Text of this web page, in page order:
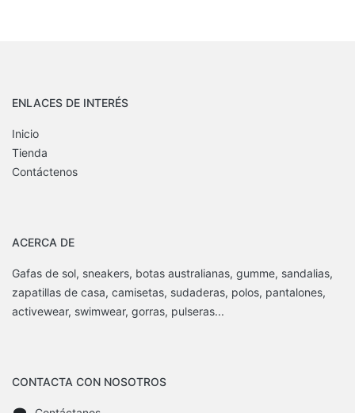
ENLACES DE INTERÉS
Inicio
Tienda
Contáctenos
ACERCA DE
Gafas de sol, sneakers, botas australianas, gumme, sandalias,
zapatillas de casa, camisetas, sudaderas, polos, pantalones,
activewear, swimwear, gorras, pulseras...
CONTACTA CON NOSOTROS